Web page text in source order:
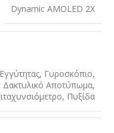
Dynamic AMOLED 2X
, Γυροσκόπιο,
Δακτυλικό Αποτύπωμα,
, Πυξίδα